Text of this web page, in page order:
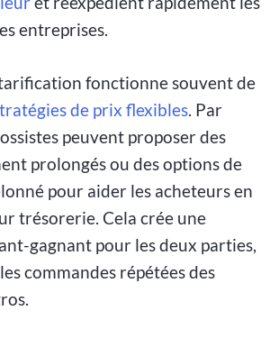
entreprises.
fonctionne souvent de
de prix flexibles. Par
peuvent proposer des
prolongés ou des options de
pour aider les acheteurs en
trésorerie. Cela crée une
gagnant pour les deux parties,
commandes répétées des